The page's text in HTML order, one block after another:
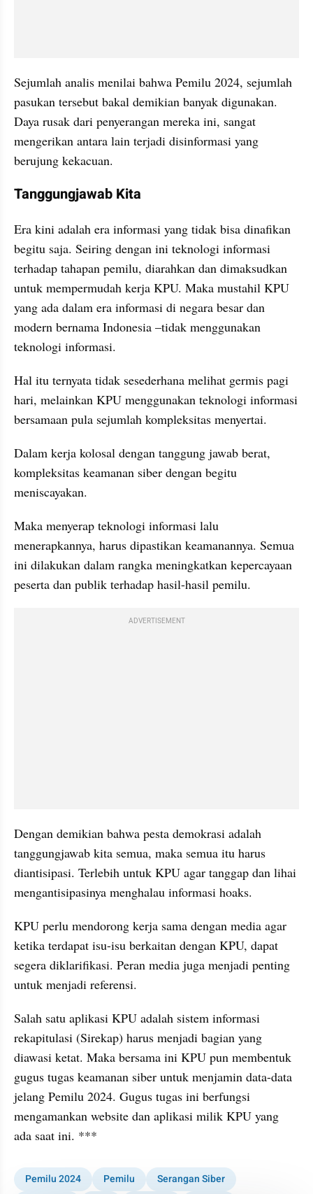
Sejumlah analis menilai bahwa Pemilu 2024, sejumlah
pasukan tersebut bakal demikian banyak digunakan.
Daya rusak dari penyerangan mereka ini, sangat
mengerikan antara lain terjadi disinformasi yang
berujung kekacuan.
Tanggungjawab Kita
Era kini adalah era informasi yang tidak bisa dinafikan
begitu saja. Seiring dengan ini teknologi informasi
terhadap tahapan pemilu, diarahkan dan dimaksudkan
untuk mempermudah kerja KPU. Maka mustahil KPU
yang ada dalam era informasi di negara besar dan
modern bernama Indonesia –tidak menggunakan
teknologi informasi.
Hal itu ternyata tidak sesederhana melihat germis pagi
hari, melainkan KPU menggunakan teknologi informasi
bersamaan pula sejumlah kompleksitas menyertai.
Dalam kerja kolosal dengan tanggung jawab berat,
kompleksitas keamanan siber dengan begitu
meniscayakan.
Maka menyerap teknologi informasi lalu
menerapkannya, harus dipastikan keamanannya. Semua
ini dilakukan dalam rangka meningkatkan kepercayaan
peserta dan publik terhadap hasil-hasil pemilu.
ADVERTISEMENT
Dengan demikian bahwa pesta demokrasi adalah
tanggungjawab kita semua, maka semua itu harus
diantisipasi. Terlebih untuk KPU agar tanggap dan lihai
mengantisipasinya menghalau informasi hoaks.
KPU perlu mendorong kerja sama dengan media agar
ketika terdapat isu-isu berkaitan dengan KPU, dapat
segera diklarifikasi. Peran media juga menjadi penting
untuk menjadi referensi.
Salah satu aplikasi KPU adalah sistem informasi
rekapitulasi (Sirekap) harus menjadi bagian yang
diawasi ketat. Maka bersama ini KPU pun membentuk
gugus tugas keamanan siber untuk menjamin data-data
jelang Pemilu 2024. Gugus tugas ini berfungsi
mengamankan website dan aplikasi milik KPU yang
ada saat ini. ***
Pemilu 2024 Pemilu Serangan Siber